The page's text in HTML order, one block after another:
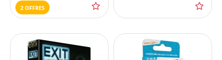
2 OFFRES
NOUVEAU